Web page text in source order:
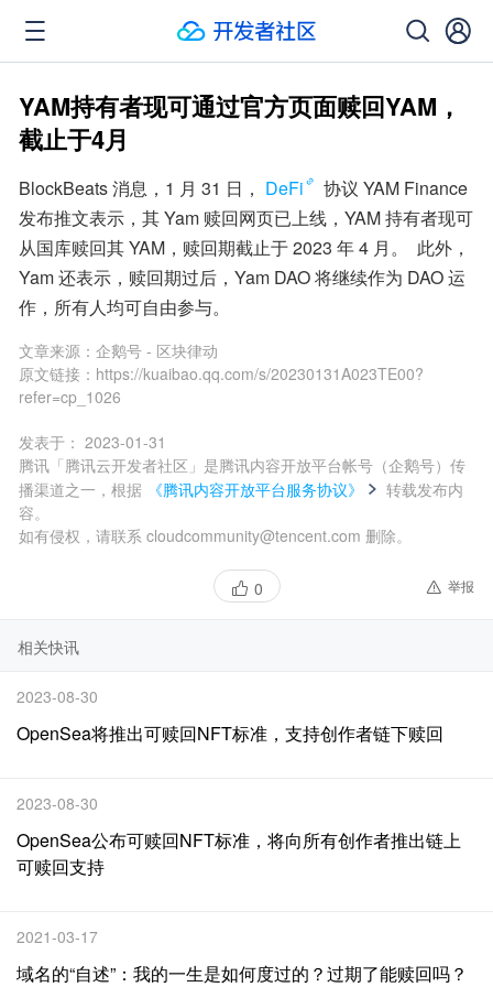
YAM持有者现可通过官方页面赎回YAM，
截止于4月
BlockBeats 消息，1 月 31 日， DeFi
协议 YAM Finance
发布推文表示，其 Yam 赎回网页已上线，YAM 持有者现可
从国库赎回其 YAM，赎回期截止于 2023 年 4 月。  此外，
Yam 还表示，赎回期过后，Yam DAO 将继续作为 DAO 运
作，所有人均可自由参与。
文章来源： 企鹅号 - 区块律动
原文链接： https://kuaibao.qq.com/s/20230131A023TE00?
refer=cp_1026
发表于： 2023-01-31
腾讯「腾讯云开发者社区」是腾讯内容开放平台帐号（企鹅号）传
播渠道之一，根据
《腾讯内容开放平台服务协议》
转载发布内
容。
如有侵权，请联系 cloudcommunity@tencent.com 删除。
0 举报
相关快讯
2023-08-30
OpenSea将推出可赎回NFT标准，支持创作者链下赎回
2023-08-30
OpenSea公布可赎回NFT标准，将向所有创作者推出链上
可赎回支持
2021-03-17
域名的“自述”：我的一生是如何度过的？过期了能赎回吗？